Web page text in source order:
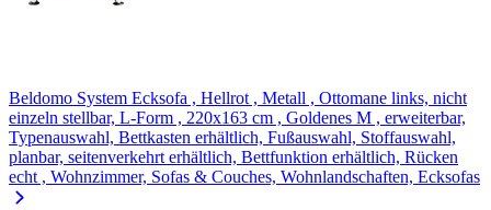
Beldomo System Ecksofa , Hellrot , Metall , Ottomane links, nicht
einzeln stellbar, L-Form , 220x163 cm , Goldenes M , erweiterbar,
Typenauswahl, Bettkasten erhältlich, Fußauswahl, Stoffauswahl,
planbar, seitenverkehrt erhältlich, Bettfunktion erhältlich, Rücken
echt , Wohnzimmer, Sofas & Couches, Wohnlandschaften, Ecksofas